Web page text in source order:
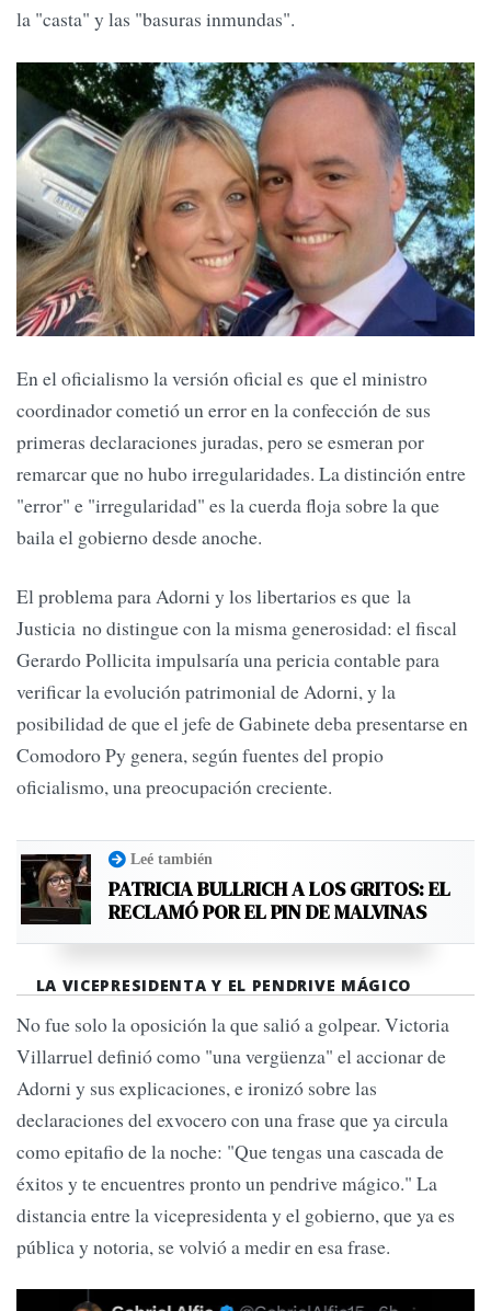
la "casta" y las "basuras inmundas".
En el oficialismo la versión oficial es que el ministro
coordinador cometió un error en la confección de sus
primeras declaraciones juradas, pero se esmeran por
remarcar que no hubo irregularidades. La distinción entre
"error" e "irregularidad" es la cuerda floja sobre la que
baila el gobierno desde anoche.
El problema para Adorni y los libertarios es que la
Justicia no distingue con la misma generosidad: el fiscal
Gerardo Pollicita impulsaría una pericia contable para
verificar la evolución patrimonial de Adorni, y la
posibilidad de que el jefe de Gabinete deba presentarse en
Comodoro Py genera, según fuentes del propio
oficialismo, una preocupación creciente.
Leé también
PATRICIA BULLRICH A LOS GRITOS: EL
RECLAMÓ POR EL PIN DE MALVINAS
LA VICEPRESIDENTA Y EL PENDRIVE MÁGICO
No fue solo la oposición la que salió a golpear. Victoria
Villarruel definió como "una vergüenza" el accionar de
Adorni y sus explicaciones, e ironizó sobre las
declaraciones del exvocero con una frase que ya circula
como epitafio de la noche: "Que tengas una cascada de
éxitos y te encuentres pronto un pendrive mágico." La
distancia entre la vicepresidenta y el gobierno, que ya es
pública y notoria, se volvió a medir en esa frase.